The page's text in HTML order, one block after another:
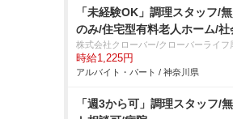
「未経験OK」調理スタッフ/
のみ/住宅型有料老人ホーム/社
株式会社クローバー/クローバーライフ
時給1,225円
アルバイト・パート / 神奈川県
「週3から可」調理スタッフ/